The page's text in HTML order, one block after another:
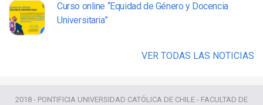
Curso online “Equidad de Género y Docencia
Universitaria”
VER TODAS LAS NOTICIAS
2018 - PONTIFICIA UNIVERSIDAD CATÓLICA DE CHILE - FACULTAD DE